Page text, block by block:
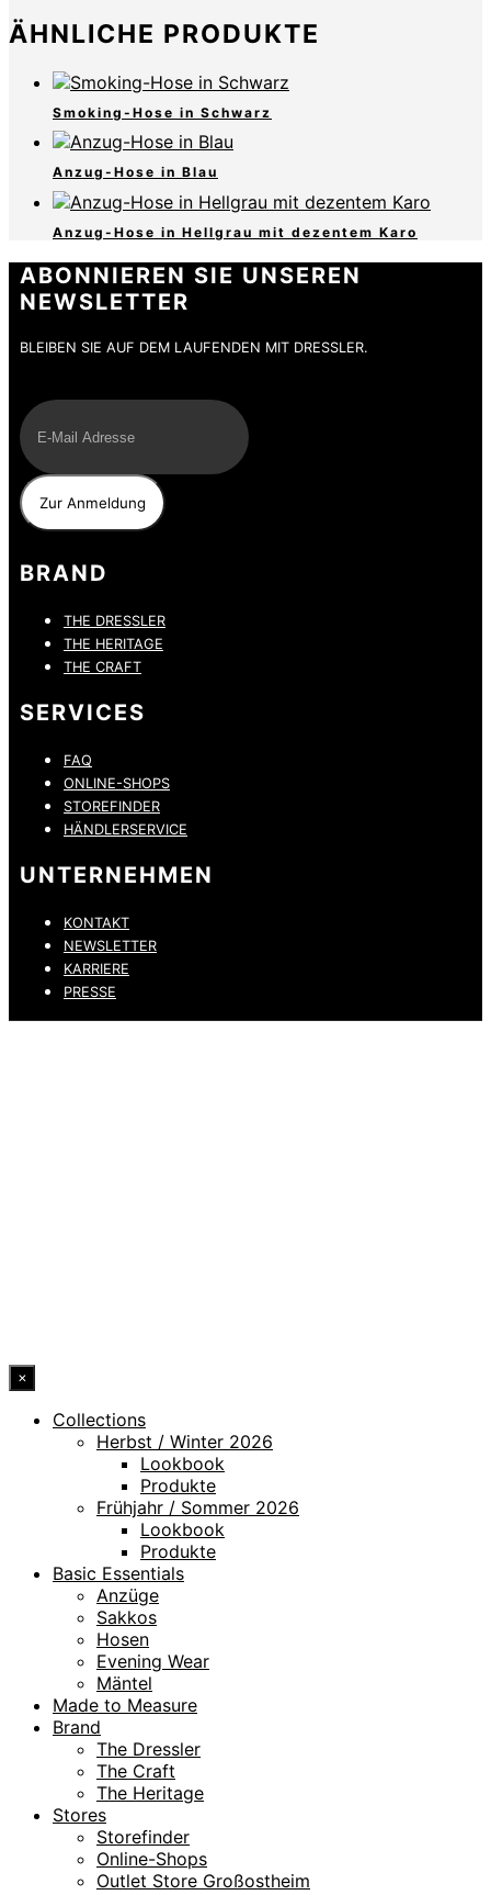
ÄHNLICHE PRODUKTE
Smoking-Hose in Schwarz
Anzug-Hose in Blau
Anzug-Hose in Hellgrau mit dezentem Karo
ABONNIEREN SIE UNSEREN
NEWSLETTER
BLEIBEN SIE AUF DEM LAUFENDEN MIT DRESSLER.
BRAND
THE DRESSLER
THE HERITAGE
THE CRAFT
SERVICES
FAQ
ONLINE-SHOPS
STOREFINDER
HÄNDLERSERVICE
UNTERNEHMEN
KONTAKT
NEWSLETTER
KARRIERE
PRESSE
×
Collections
Herbst / Winter 2026
Lookbook
Produkte
Frühjahr / Sommer 2026
Lookbook
Produkte
Basic Essentials
Anzüge
Sakkos
Hosen
Evening Wear
Mäntel
Made to Measure
Brand
The Dressler
The Craft
The Heritage
Stores
Storefinder
Online-Shops
Outlet Store Großostheim